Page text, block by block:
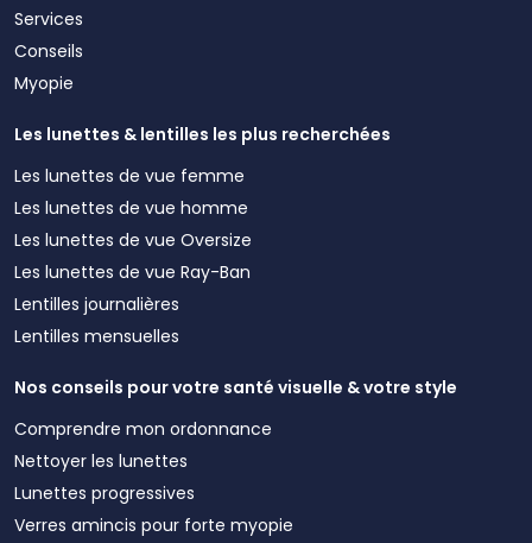
Services
Conseils
Myopie
Les lunettes & lentilles les plus recherchées
Les lunettes de vue femme
Les lunettes de vue homme
Les lunettes de vue Oversize
Les lunettes de vue Ray-Ban
Lentilles journalières
Lentilles mensuelles
Nos conseils pour votre santé visuelle & votre style
Comprendre mon ordonnance
Nettoyer les lunettes
Lunettes progressives
Verres amincis pour forte myopie